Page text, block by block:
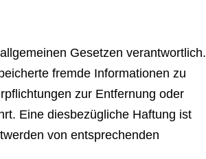
Gesetzen verantwortlich.
fremde Informationen zu
zur Entfernung oder
Eine diesbezügliche Haftung ist
von entsprechenden